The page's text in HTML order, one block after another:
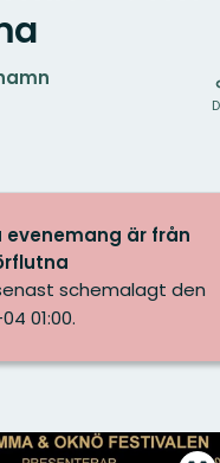
evenemang är från
schemalagt den
01:00.